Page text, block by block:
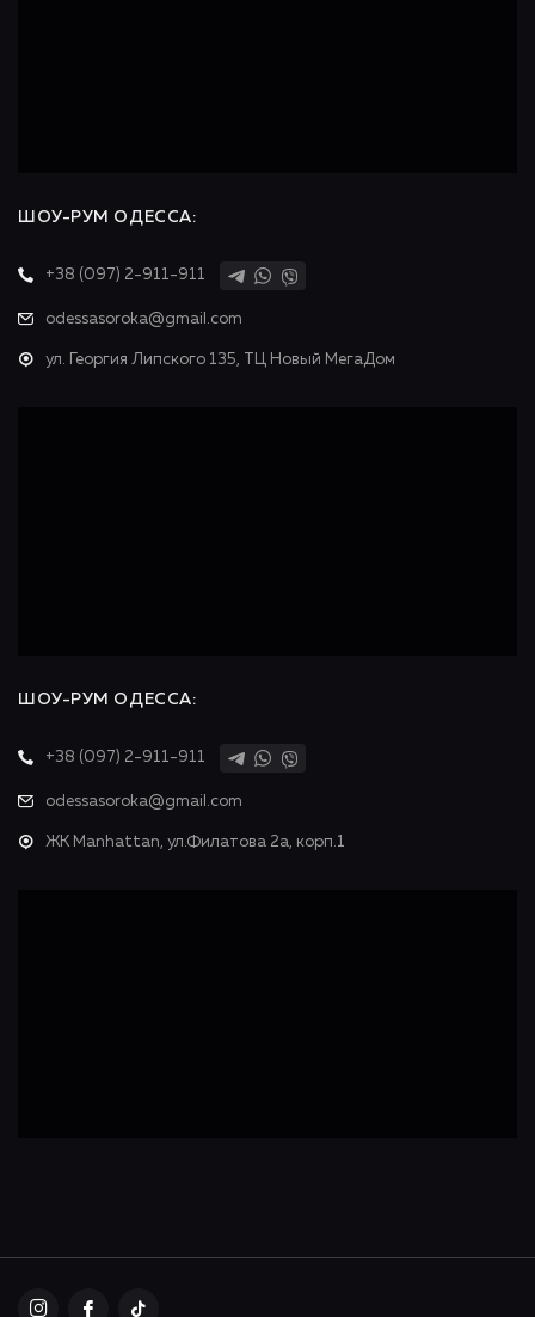
ШОУ-РУМ ОДЕССА:
+38 (097) 2-911-911
odessasoroka@gmail.com
ул. Георгия Липского 135, ТЦ Новый МегаДом
ШОУ-РУМ ОДЕСCА:
+38 (097) 2-911-911
odessasoroka@gmail.com
ЖК Manhattan, ул.Филатова 2а, корп.1